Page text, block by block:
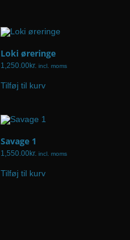
Loki øreringe
1,250.00kr. incl. moms
Tilføj til kurv
Savage 1
1,550.00kr. incl. moms
Tilføj til kurv